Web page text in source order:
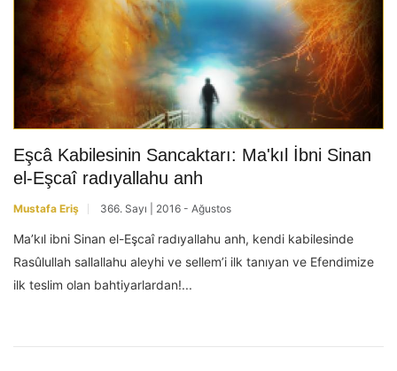
Eşcâ Kabilesinin Sancaktarı: Ma'kıl İbni Sinan
el-Eşcaî radıyallahu anh
Mustafa Eriş 366. Sayı | 2016 - Ağustos
Ma’kıl ibni Sinan el-Eşcaî radıyallahu anh, kendi kabilesinde
Rasûlullah sallallahu aleyhi ve sellem’i ilk tanıyan ve Efendimize
ilk teslim olan bahtiyarlardan!...